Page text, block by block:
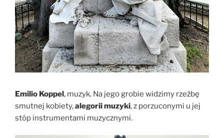
Emilio Koppel, muzyk. Na jego grobie widzimy rzeźbę
smutnej kobiety,alegorii muzyki, z porzuconymi u jej
stóp instrumentami muzycznymi.